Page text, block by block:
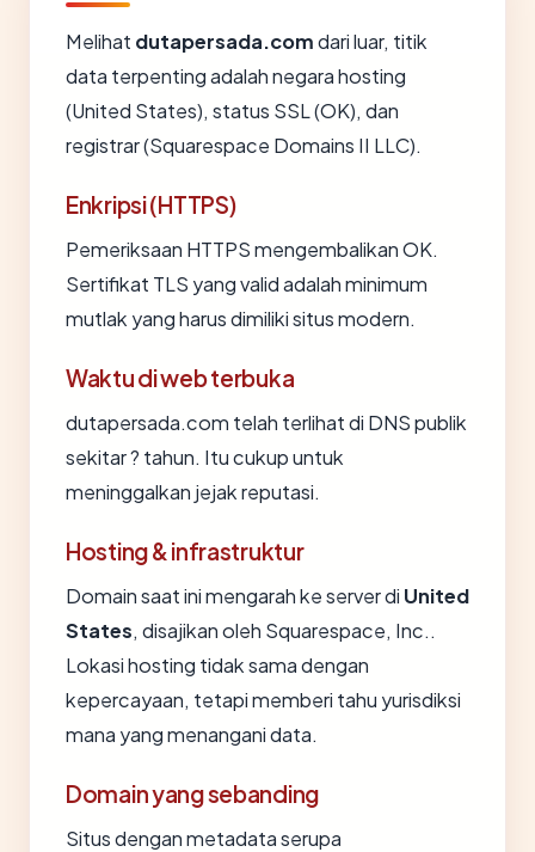
Melihat dutapersada.comdari luar, titik
data terpenting adalah negara hosting
(United States), status SSL (OK), dan
registrar (Squarespace Domains II LLC).
Enkripsi (HTTPS)
Pemeriksaan HTTPS mengembalikan OK.
Sertifikat TLS yang valid adalah minimum
mutlak yang harus dimiliki situs modern.
Waktu di web terbuka
dutapersada.com telah terlihat di DNS publik
sekitar ? tahun. Itu cukup untuk
meninggalkan jejak reputasi.
Hosting & infrastruktur
Domain saat ini mengarah ke server di United
States, disajikan oleh Squarespace, Inc..
Lokasi hosting tidak sama dengan
kepercayaan, tetapi memberi tahu yurisdiksi
mana yang menangani data.
Domain yang sebanding
Situs dengan metadata serupa